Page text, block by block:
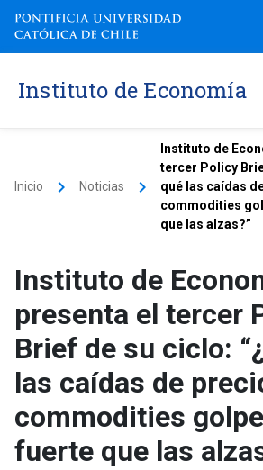
Instituto de Economía
Inicio keyboard_arrow_right Noticias keyboard_arrow_right
Instituto de
tercer Policy
qué las caídas
commodities
que las alzas?”
Instituto de
presenta el tercer
Brief de su ciclo:
las caídas de
commodities
fuerte que las